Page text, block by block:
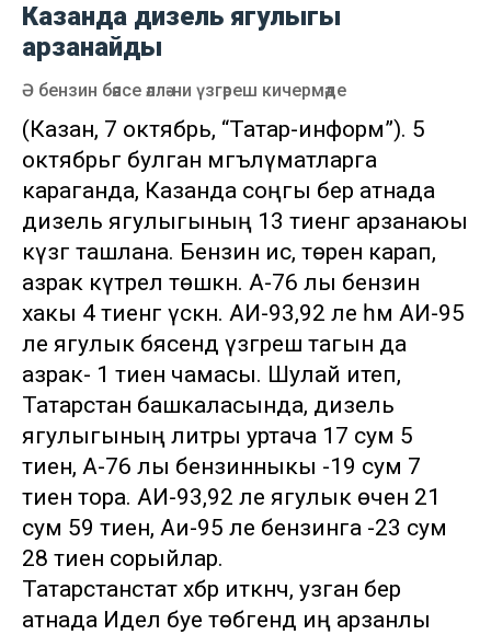
Казанда дизель ягулыгы
арзанайды
Ә бензин бәясе әллә-ни үзгәреш кичермәде
(Казан, 7 октябрь, “Татар-информ”). 5
октябрьгә булган мәгълүматларга
караганда, Казанда соңгы бер атнада
дизель ягулыгының 13 тиенгә арзанаюы
күзгә ташлана. Бензин исә, төренә карап,
азрак күтәрелә төшкән. А-76 лы бензин
хакы 4 тиенгә үскән. АИ-93,92 ле һәм АИ-95
ле ягулык бәясендә үзгәреш тагын да
азрак- 1 тиен чамасы. Шулай итеп,
Татарстан башкаласында, дизель
ягулыгының литры уртача 17 сум 5
тиен, А-76 лы бензинныкы -19 сум 7
тиен тора. АИ-93,92 ле ягулык өчен 21
сум 59 тиен, Аи-95 ле бензинга -23 сум
28 тиен сорыйлар.
Татарстанстат хәбәр иткәнчә, узган бер
атнада Идел буе төбәгендә иң арзанлы